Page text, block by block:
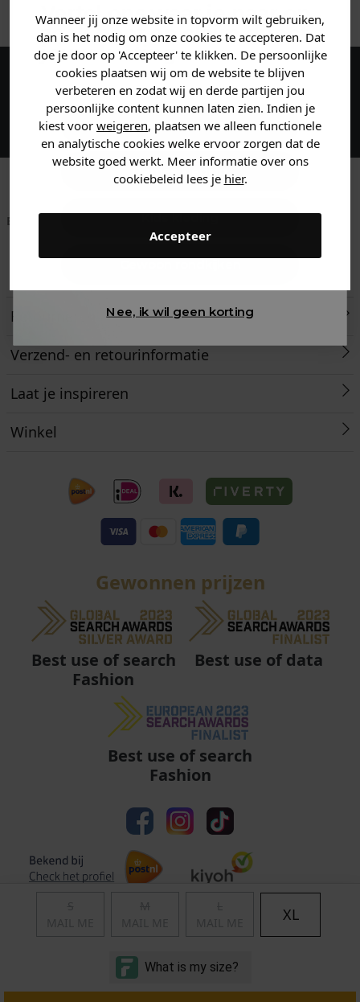
Wanneer jij onze website in topvorm wilt gebruiken,
dan is het nodig om onze cookies te accepteren. Dat
doe je door op 'Accepteer' te klikken. De persoonlijke
cookies plaatsen wij om de website te blijven
verbeteren en zodat wij en derde partijen jou
persoonlijke content kunnen laten zien. Indien je
kiest voor weigeren, plaatsen we alleen functionele
en analytische cookies welke ervoor zorgen dat de
website goed werkt. Meer informatie over ons
cookiebeleid lees je hier.
Accepteer
XL
Maak een account aan en ontvang 5%
korting op je eerste bestelling!
Betaal achteraf met
is morgen in huis!*
Retourneren
Verzend- en retourinformatie
Laat je inspireren
Winkel
Gewonnen prijzen
Best use of search
Fashion
Best use of data
Best use of search
Fashion
Algemene voorwaarden | Privacy
© Copyright 2011 - 2026 Soccerfanshop
Vertel ons waar je naar op
zoek bent en claim direct
jouwkorting.
Heren kleding
Dames kleding
Kids kleding
Nee, ik wil geen korting